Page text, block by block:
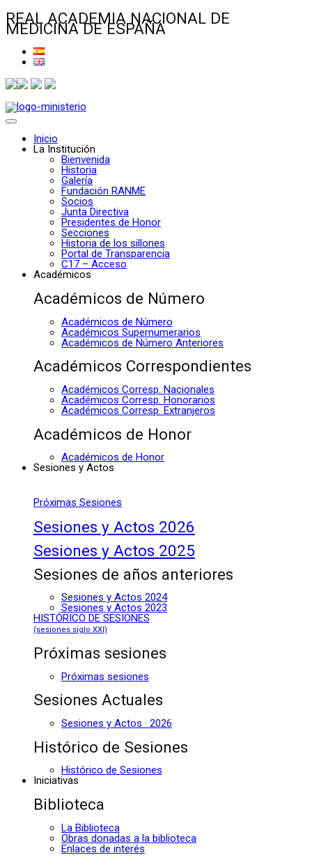
REAL ACADEMIA NACIONAL DE
MEDICINA DE ESPAÑA
Inicio
La Institución
Bienvenida
Historia
Galería
Fundación RANME
Socios
Junta Directiva
Presidentes de Honor
Secciones
Historia de los sillones
Portal de Transparencia
C17 – Acceso
Académicos
Académicos de Número
Académicos de Número
Académicos Supernumerarios
Académicos de Número Anteriores
Académicos Correspondientes
Académicos Corresp. Nacionales
Académicos Corresp. Honorarios
Académicos Corresp. Extranjeros
Académicos de Honor
Académicos de Honor
Sesiones y Actos
Próximas Sesiones
Sesiones y Actos 2026
Sesiones y Actos 2025
Sesiones de años anteriores
Sesiones y Actos 2024
Sesiones y Actos 2023
HISTÓRICO DE SESIONES
(sesiones siglo XXI)
Próximas sesiones
Próximas sesiones
Sesiones Actuales
Sesiones y Actos · 2026
Histórico de Sesiones
Histórico de Sesiones
Iniciativas
Biblioteca
La Biblioteca
Obras donadas a la biblioteca
Enlaces de interés